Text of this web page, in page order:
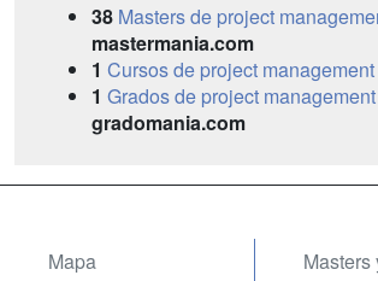
38 Masters de project
mastermania.com
1 Cursos de project management
1 Grados de project management
gradomania.com
Mapa
Masters